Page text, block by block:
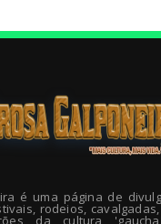
é uma página de
rodeios,
da cultura